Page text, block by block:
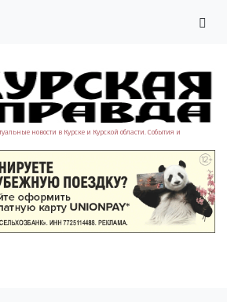
новости в Курске и Курской области. События и